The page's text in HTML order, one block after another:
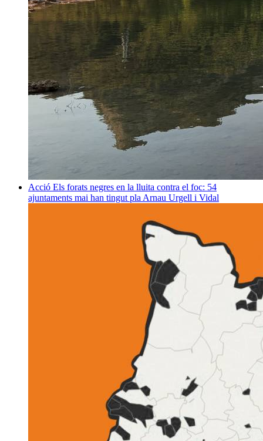
Acció Els forats negres en la lluita contra el foc: 54
ajuntaments mai han tingut pla Arnau Urgell i Vidal